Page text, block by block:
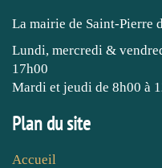
La mairie de Saint-Pierre
Lundi, mercredi &
17h00
Mardi et jeudi de 8h00 à
Plan du site
Accueil